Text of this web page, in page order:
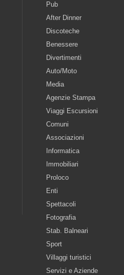
Pub
After Dinner
Discoteche
Benessere
Divertimenti
Auto/Moto
Media
Agenzie Stampa
Viaggi Escursioni
Comuni
Associazioni
Informatica
Immobiliari
Proloco
Enti
Spettacoli
Fotografia
Stab. Balneari
Sport
Villaggi turistici
Servizi e Aziende